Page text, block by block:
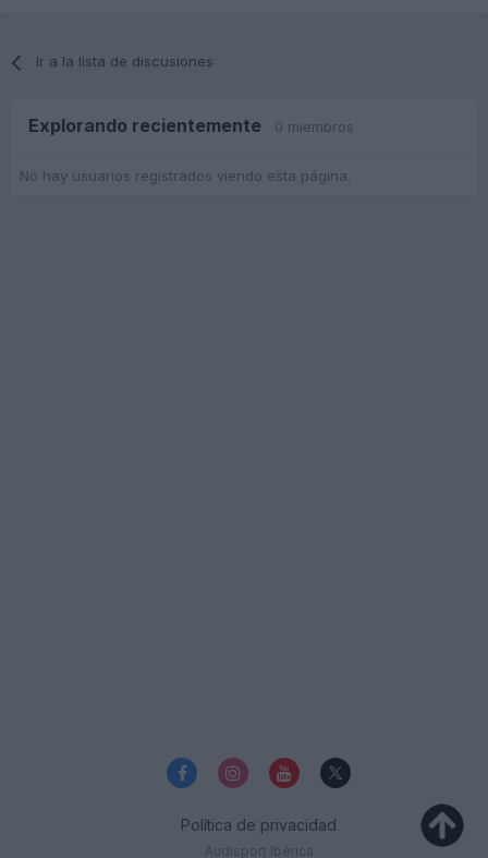
Ir a la lista de discusiones
Explorando recientemente 0 miembros
No hay usuarios registrados viendo esta página.
Política de privacidad
Audisport Ibérica